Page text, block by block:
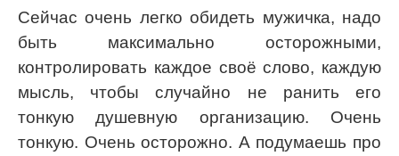
Сейчас очень легко обидеть мужичка, надо
быть максимально осторожными,
контролировать каждое своё слово, каждую
мысль, чтобы случайно не ранить его
тонкую душевную организацию. Очень
тонкую. Очень осторожно. А подумаешь про